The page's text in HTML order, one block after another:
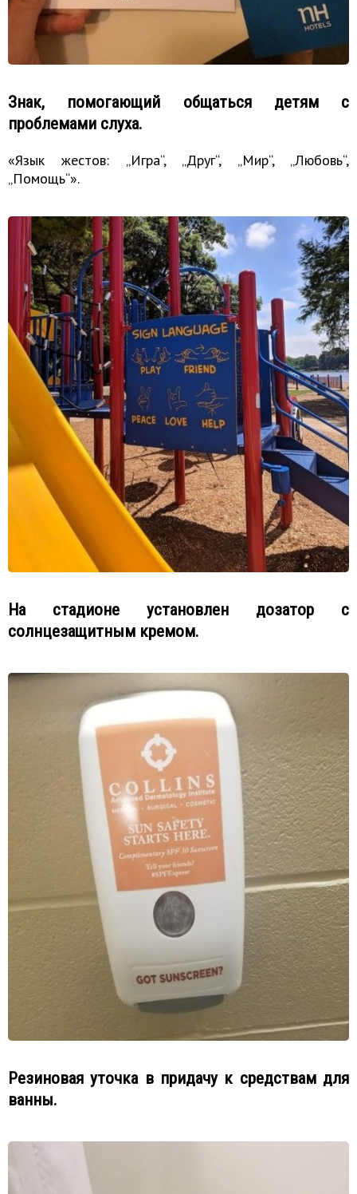
Знак, помогающий общаться детям с
проблемами слуха.
«Язык жестов: „Игра“, „Друг“, „Мир“, „Любовь“,
„Помощь“».
На стадионе установлен дозатор с
солнцезащитным кремом.
Резиновая уточка в придачу к средствам для
ванны.